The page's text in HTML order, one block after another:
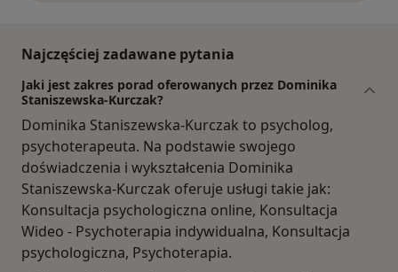
Najczęściej zadawane pytania
Jaki jest zakres porad oferowanych przez Dominika
Staniszewska-Kurczak?
Dominika Staniszewska-Kurczak to psycholog,
psychoterapeuta. Na podstawie swojego
doświadczenia i wykształcenia Dominika
Staniszewska-Kurczak oferuje usługi takie jak:
Konsultacja psychologiczna online, Konsultacja
Wideo - Psychoterapia indywidualna, Konsultacja
psychologiczna, Psychoterapia.